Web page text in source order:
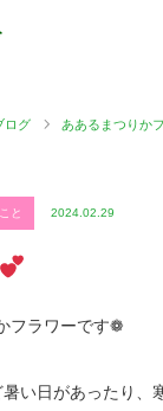
ログ ああるまつりか
と 2024.02.29
フラワーです❁
い日があったり、